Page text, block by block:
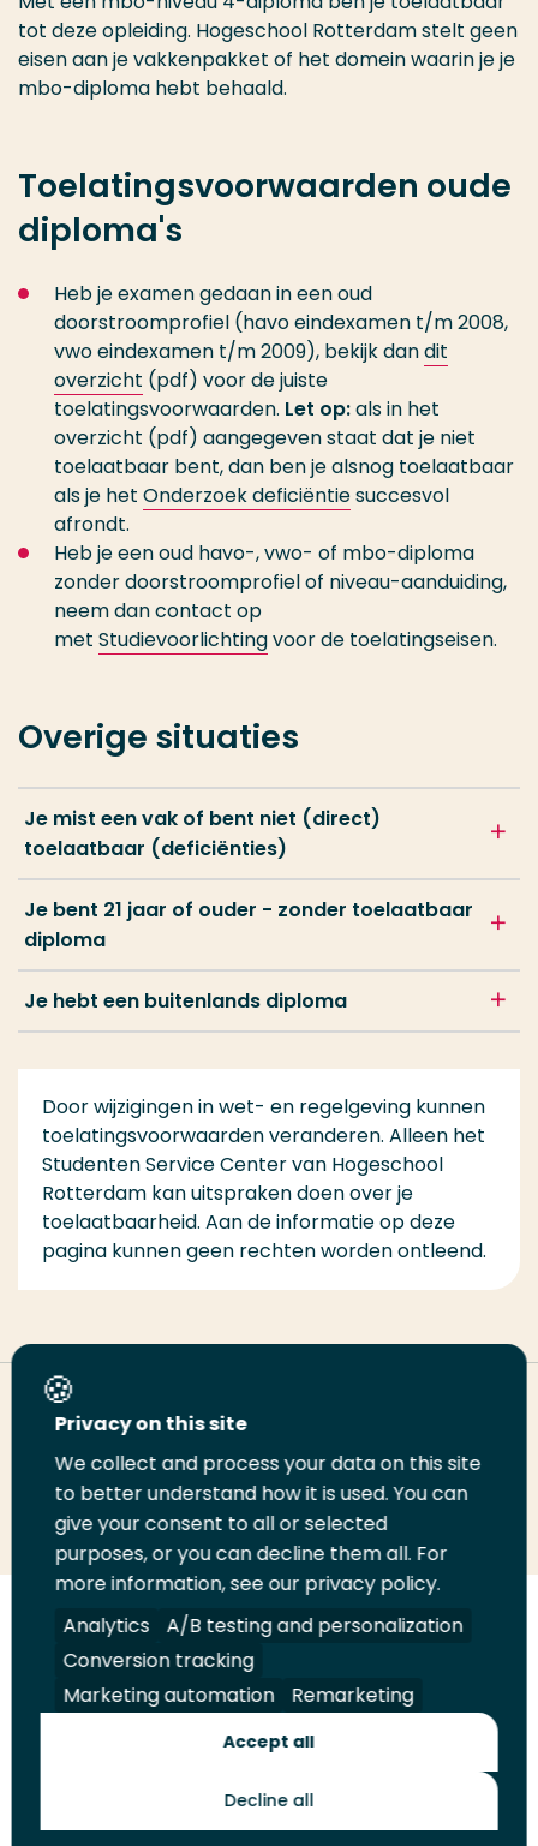
tot deze opleiding. Hogeschool Rotterdam stelt geen
eisen aan je vakkenpakket of het domein waarin je je
mbo-diploma hebt behaald.
Toelatingsvoorwaarden oude
diploma's
Heb je examen gedaan in een oud
doorstroomprofiel (havo eindexamen t/m 2008,
vwo eindexamen t/m 2009), bekijk dandit
overzicht (pdf) voor de juiste
toelatingsvoorwaarden. Let op:als in het
overzicht (pdf) aangegeven staat dat je niet
toelaatbaar bent, dan ben je alsnog toelaatbaar
als je het Onderzoek deficiëntiesuccesvol
afrondt.
Heb je een oud havo-, vwo- of mbo-diploma
zonder doorstroomprofiel of niveau-aanduiding,
neem dan contact op
met Studievoorlichtingvoor de toelatingseisen.
Overige situaties
Je mist een vak of bent niet (direct)
toelaatbaar (deficiënties)
Je bent 21 jaar of ouder - zonder toelaatbaar
diploma
Je hebt een buitenlands diploma
Door wijzigingen in wet- en regelgeving kunnen
toelatingsvoorwaarden veranderen. Alleen het
Studenten Service Center van Hogeschool
Rotterdam kan uitspraken doen over je
toelaatbaarheid. Aan de informatie op deze
pagina kunnen geen rechten worden ontleend.
Deel deze pagina
Deel
LinkedIn
Deel
op
Twitter
Deel
op
Facebook
Email
deze
pagina
Print
deze
pagina
Volg
ons
op
LinkedIn
Volg
ons
op
Facebook
Volg
ons
op
YouTube
Volg
ons
op
Instagram
Juridisch Security A-Z Index
Contact
Toekomstmakers
Privacy on this site
We collect and process your data on this site
to better understand how it is used. You can
give your consent to all or selected
purposes, or you can decline them all. For
more information, see our privacy policy.
Analytics
A/B testing and personalization
Conversion tracking
Marketing automation
Remarketing
Accept all
Decline all